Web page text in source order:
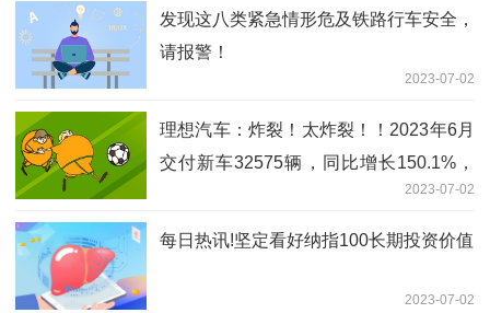
发现这八类紧急情形危及铁路行车安全，
请报警！
2023-07-02
理想汽车：炸裂！太炸裂！！2023年6月
交付新车32575辆，同比增长150.1%，
2023-07-02
每日热讯!坚定看好纳指100长期投资价值
2023-07-02